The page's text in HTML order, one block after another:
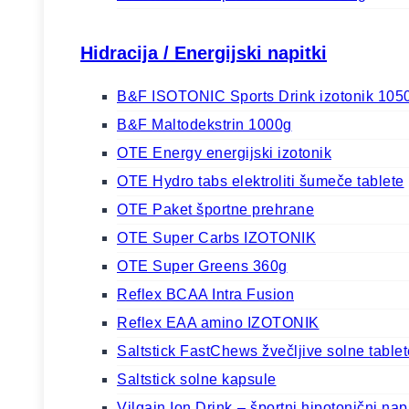
Hidracija / Energijski napitki
B&F ISOTONIC Sports Drink izotonik
B&F Maltodekstrin 1000g
OTE Energy energijski izotonik
OTE Hydro tabs elektroliti šumeče tablete
OTE Paket športne prehrane
OTE Super Carbs IZOTONIK
OTE Super Greens 360g
Reflex BCAA Intra Fusion
Reflex EAA amino IZOTONIK
Saltstick FastChews žvečljive solne
Saltstick solne kapsule